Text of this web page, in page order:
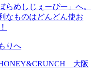
らめしじぇーぴー」へ。
なものはどんどん使お
りへ
大阪